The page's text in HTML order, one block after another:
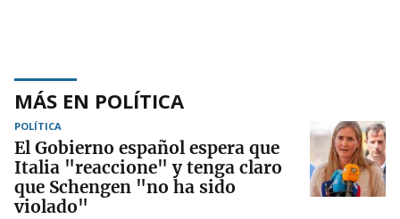
MÁS EN POLÍTICA
POLÍTICA
El Gobierno español espera que
Italia "reaccione" y tenga claro
que Schengen "no ha sido
violado"